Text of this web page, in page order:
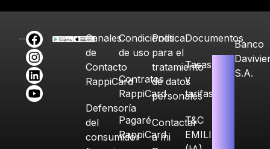
Canales
de
Contacto
RappiCard
Defensoría
del
consumidor
Condiciones
de uso
Contratos
RappiCard
Pagaré
RappiCard
Política
para el
tratamiento
de datos
personales
Contactar
a mi
Documentos
Tasas
y
tarifas
T&C
EMILIA
Banco
S.A.